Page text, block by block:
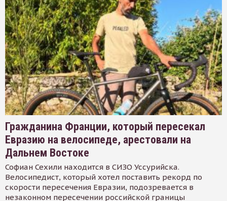
Гражданина Франции, который пересекал
Евразию на велосипеде, арестовали на
Дальнем Востоке
Софиан Сехили находится в СИЗО Уссурийска.
Велосипедист, который хотел поставить рекорд по
скорости пересечения Евразии, подозревается в
незаконном пересечении российской границы